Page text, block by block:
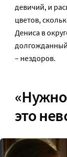
девичий, и
цветов,
Дениса в
– нездоров.
это